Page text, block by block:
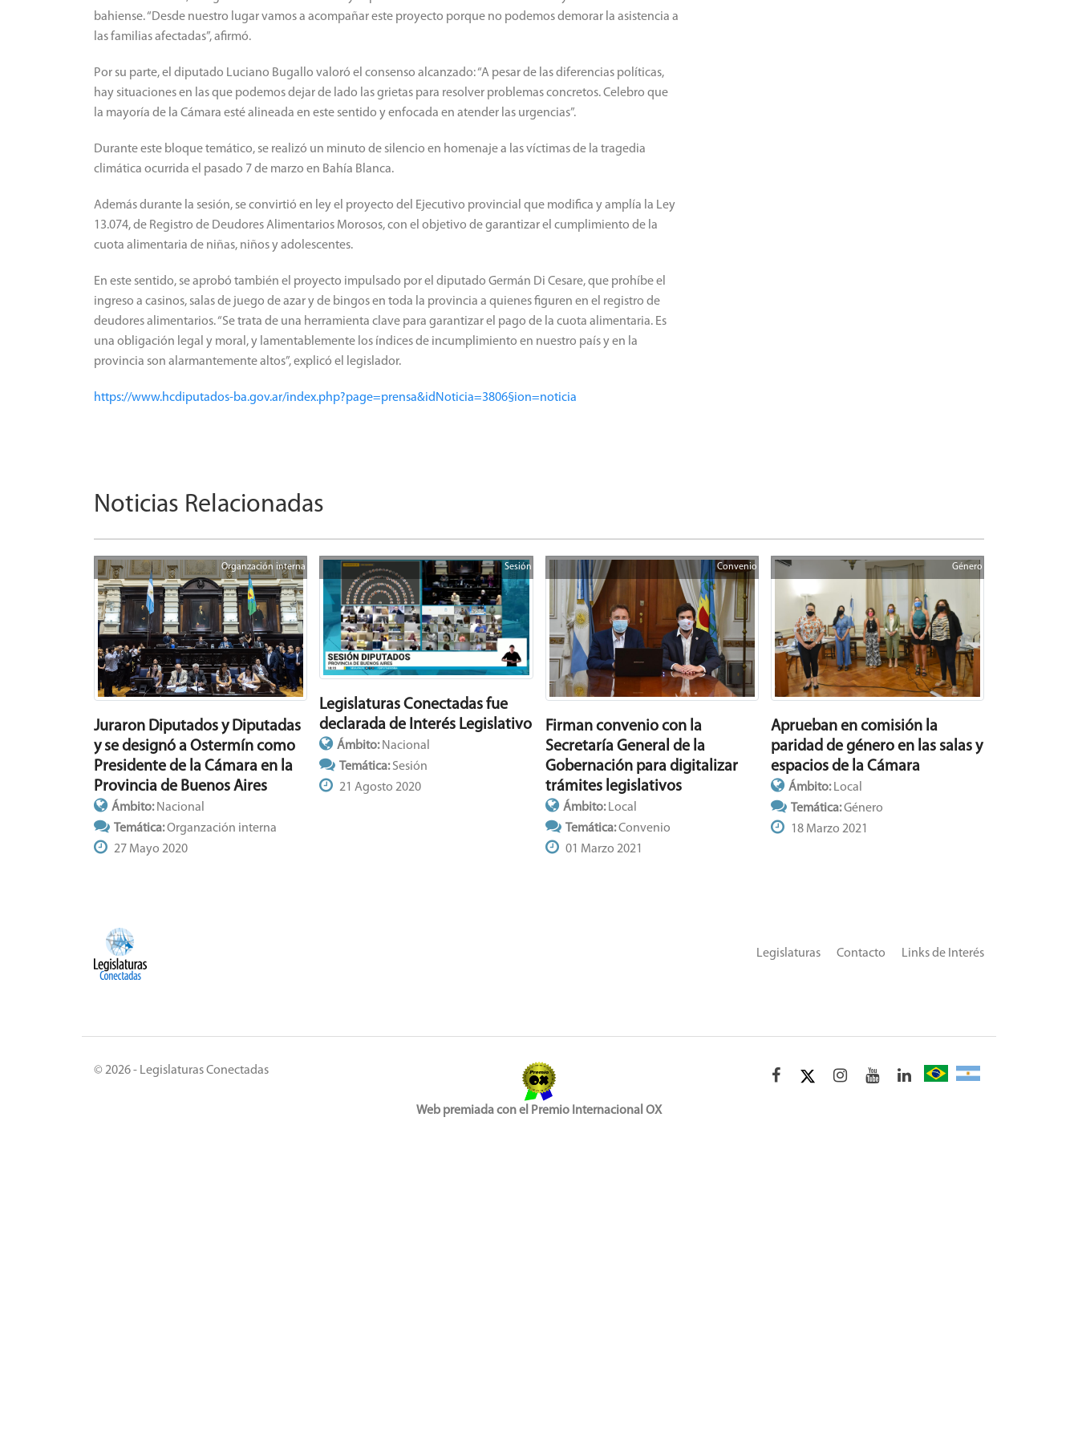
bahiense. “Desde nuestro lugar vamos a acompañar este proyecto porque no podemos demorar la asistencia a
las familias afectadas”, afirmó.
Por su parte, el diputado Luciano Bugallo valoró el consenso alcanzado: “A pesar de las diferencias políticas,
hay situaciones en las que podemos dejar de lado las grietas para resolver problemas concretos. Celebro que
la mayoría de la Cámara esté alineada en este sentido y enfocada en atender las urgencias”.
Durante este bloque temático, se realizó un minuto de silencio en homenaje a las víctimas de la tragedia
climática ocurrida el pasado 7 de marzo en Bahía Blanca.
Además durante la sesión, se convirtió en ley el proyecto del Ejecutivo provincial que modifica y amplía la Ley
13.074, de Registro de Deudores Alimentarios Morosos, con el objetivo de garantizar el cumplimiento de la
cuota alimentaria de niñas, niños y adolescentes.
En este sentido, se aprobó también el proyecto impulsado por el diputado Germán Di Cesare, que prohíbe el
ingreso a casinos, salas de juego de azar y de bingos en toda la provincia a quienes figuren en el registro de
deudores alimentarios. “Se trata de una herramienta clave para garantizar el pago de la cuota alimentaria. Es
una obligación legal y moral, y lamentablemente los índices de incumplimiento en nuestro país y en la
provincia son alarmantemente altos”, explicó el legislador.
https://www.hcdiputados-ba.gov.ar/index.php?page=prensa&idNoticia=3806§ion=noticia
Noticias Relacionadas
Organzación interna
Juraron Diputados y Diputadas
y se designó a Ostermín como
Presidente de la Cámara en la
Provincia de Buenos Aires
Ámbito: Nacional
Temática:Organzación interna
27 Mayo 2020
Sesión
Legislaturas Conectadas fue
declarada de Interés Legislativo
Ámbito: Nacional
Temática:Sesión
21 Agosto 2020
Convenio
Firman convenio con la
Secretaría General de la
Gobernación para digitalizar
trámites legislativos
Ámbito: Local
Temática:Convenio
01 Marzo 2021
Género
Aprueban en comisión la
paridad de género en las salas y
espacios de la Cámara
Ámbito: Local
Temática:Género
18 Marzo 2021
Links de Interés
Contacto
Legislaturas
© 2026 - Legislaturas Conectadas
Web premiada con el Premio Internacional OX